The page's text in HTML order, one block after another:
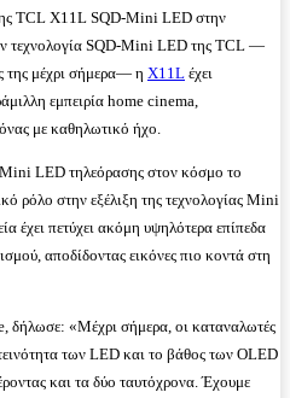
TCL X11L SQD-Mini LED στην
τεχνολογία SQD-Mini LED της TCL —
της μέχρι σήμερα— η X11L έχει
εμπειρία home cinema,
με καθηλωτικό ήχο.
LED τηλεόρασης στον κόσμο το
ρόλο στην εξέλιξη της τεχνολογίας Mini
έχει πετύχει ακόμη υψηλότερα επίπεδα
αποδίδοντας εικόνες πιο κοντά στη
«Μέχρι σήμερα, οι καταναλωτές
των LED και το βάθος των OLED
και τα δύο ταυτόχρονα. Έχουμε